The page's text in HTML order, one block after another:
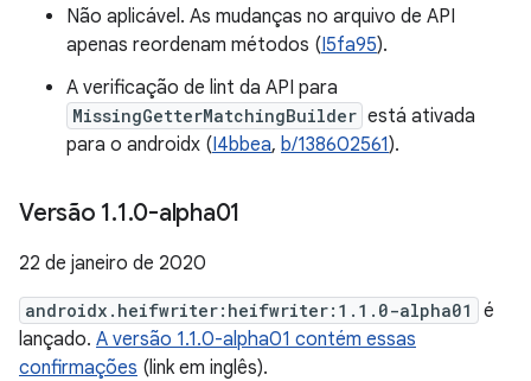
Não aplicável. As mudanças no arquivo de API
apenas reordenam métodos (I5fa95).
A verificação de lint da API para
MissingGetterMatchingBuilder está ativada
para o androidx (I4bbea, b/138602561).
Versão 1.1.0-alpha01
22 de janeiro de 2020
androidx.heifwriter:heifwriter:1.1.0-alpha01
é
lançado. A versão 1.1.0-alpha01 contém essas
confirmações (link em inglês).